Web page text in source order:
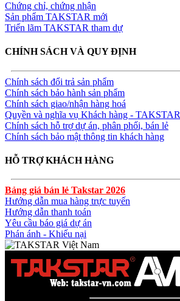
Chứng chỉ, chứng nhận
Sản phẩm TAKSTAR mới
Triển lãm TAKSTAR tham dự
CHÍNH SÁCH VÀ QUY ĐỊNH
Chính sách đổi trả sản phẩm
Chính sách bảo hành sản phẩm
Chính sách giao/nhận hàng hoá
Quyền và nghĩa vụ Khách hàng - TAKSTAR
Chính sách hỗ trợ dự án, phân phối, bán lẻ
Chính sách bảo mật thông tin khách hàng
HỖ TRỢ KHÁCH HÀNG
Bảng giá bán lẻ Takstar 2026
Hướng dẫn mua hàng trực tuyến
Hướng dẫn thanh toán
Yêu cầu báo giá dự án
Phán ánh - Khiếu nại